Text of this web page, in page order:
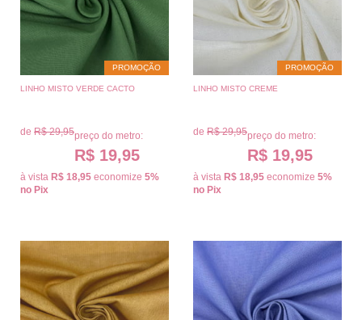
PROMOÇÃO
LINHO MISTO VERDE CACTO
de R$ 29,95preço do metro:
R$ 19,95
à vista R$ 18,95 economize 5%
no Pix
PROMOÇÃO
LINHO MISTO CREME
de R$ 29,95preço do metro:
R$ 19,95
à vista R$ 18,95 economize 5%
no Pix